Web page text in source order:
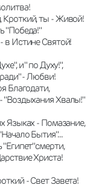
ты - Живой!
"Победа!"
в Истине Святой!
и " по Духу!",
- Любви!
Благодати,
"Воздыхания Хвалы!"
Языках - Помазание,
Бытия"...
"Египет"смерти,
Христа!
- Свет Завета!